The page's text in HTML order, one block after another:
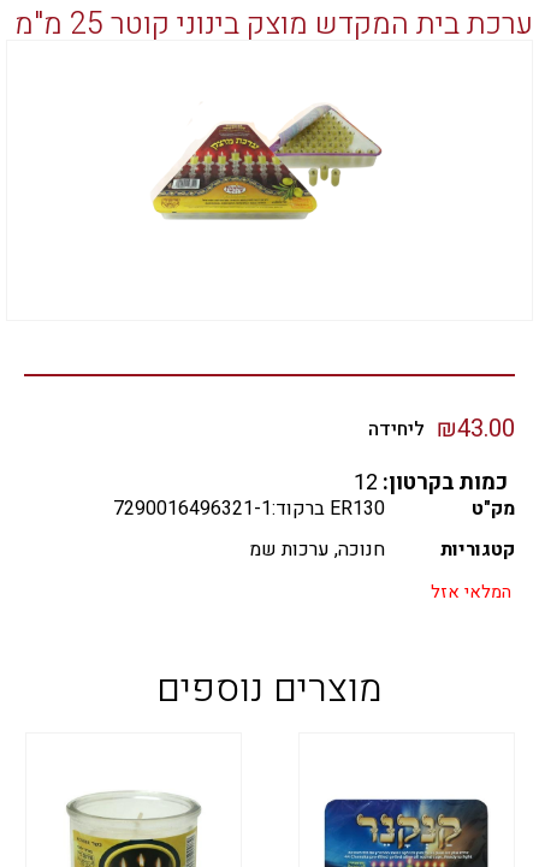
ערכת בית המקדש מוצק בינוני קוטר 25 מ"מ
₪43.00 ליחידה
כמות בקרטון: 12
מק"ט
ER130 ברקוד:7290016496321-1
קטגוריות
חנוכה, ערכות שמ
המלאי אזל
מוצרים נוספים